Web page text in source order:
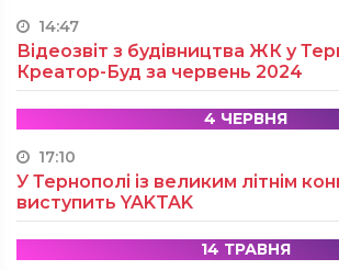
14:47
Відеозвіт з будівництва ЖК у
Креатор-Буд за червень 2024
4 ЧЕРВНЯ
17:10
У Тернополі із великим літнім
виступить YAKTAK
14 ТРАВНЯ